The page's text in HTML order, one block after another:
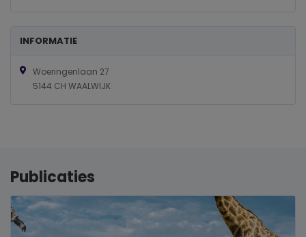
INFORMATIE
Woeringenlaan 27
5144 CH WAALWIJK
Publicaties